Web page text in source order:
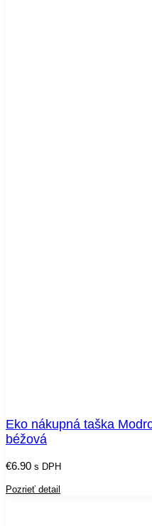
Eko nákupná taška
béžová
€6.90 s DPH
Pozrieť detail